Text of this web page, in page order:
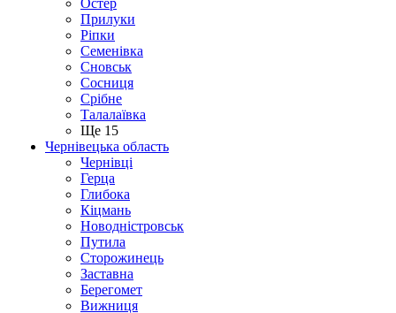
Остер
Прилуки
Ріпки
Семенівка
Сновськ
Сосниця
Срібне
Талалаївка
Ще 15
Чернівецька область
Чернівці
Герца
Глибока
Кіцмань
Новодністровськ
Путила
Сторожинець
Заставна
Берегомет
Вижниця